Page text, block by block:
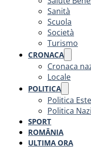
Sanità
Scuola
Società
Turismo
CRONACA
Cronaca
Locale
POLITICA
Politica
Politica
SPORT
ROMÂNIA
ULTIMA ORA